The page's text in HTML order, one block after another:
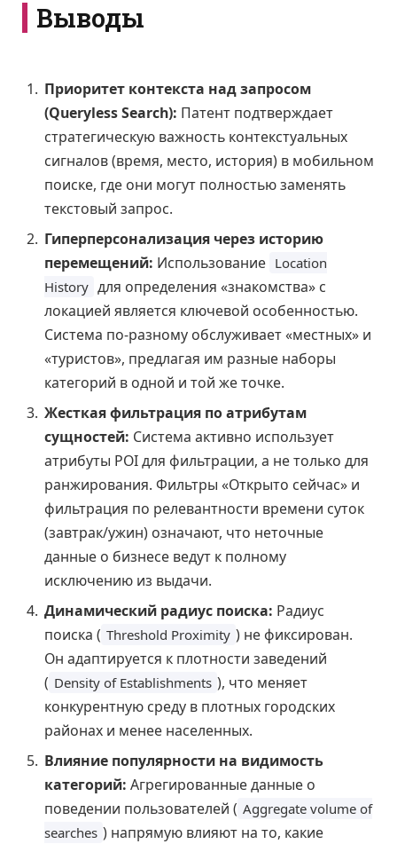
Выводы
Приоритет контекста над запросом
(Queryless Search): Патент подтверждает
стратегическую важность контекстуальных
сигналов (время, место, история) в мобильном
поиске, где они могут полностью заменять
текстовый запрос.
Гиперперсонализация через историю
перемещений: Использование Location
History для определения «знакомства» с
локацией является ключевой особенностью.
Система по-разному обслуживает «местных» и
«туристов», предлагая им разные наборы
категорий в одной и той же точке.
Жесткая фильтрация по атрибутам
сущностей: Система активно использует
атрибуты POI для фильтрации, а не только для
ранжирования. Фильтры «Открыто сейчас» и
фильтрация по релевантности времени суток
(завтрак/ужин) означают, что неточные
данные о бизнесе ведут к полному
исключению из выдачи.
Динамический радиус поиска: Радиус
поиска ( Threshold Proximity ) не фиксирован.
Он адаптируется к плотности заведений
( Density of Establishments ), что меняет
конкурентную среду в плотных городских
районах и менее населенных.
Влияние популярности на видимость
категорий: Агрегированные данные о
поведении пользователей ( Aggregate volume of
searches ) напрямую влияют на то, какие